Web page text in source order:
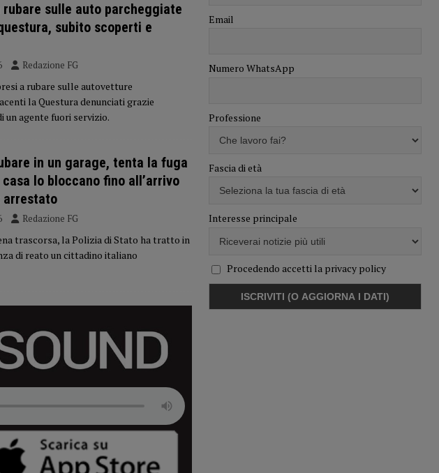
sulle auto parcheggiate
subito scoperti e
Redazione FG
a rubare sulle autovetture
la Questura denunciati grazie
un agente fuori servizio.
in un garage, tenta la fuga
lo bloccano fino all’arrivo
arrestato
Redazione FG
trascorsa, la Polizia di Stato ha tratto in
di reato un cittadino italiano
Email
Numero WhatsApp
Professione
Fascia di età
Interesse principale
Procedendo accetti la privacy policy